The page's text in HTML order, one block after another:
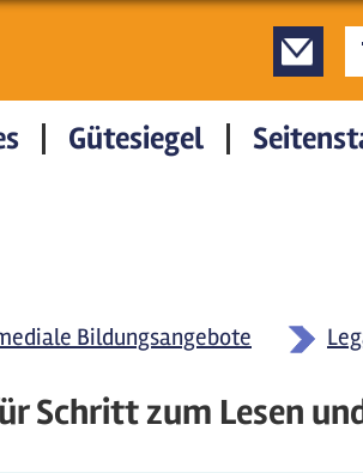
Gütesiegel
Bildungsangebote
Schritt zum Lesen